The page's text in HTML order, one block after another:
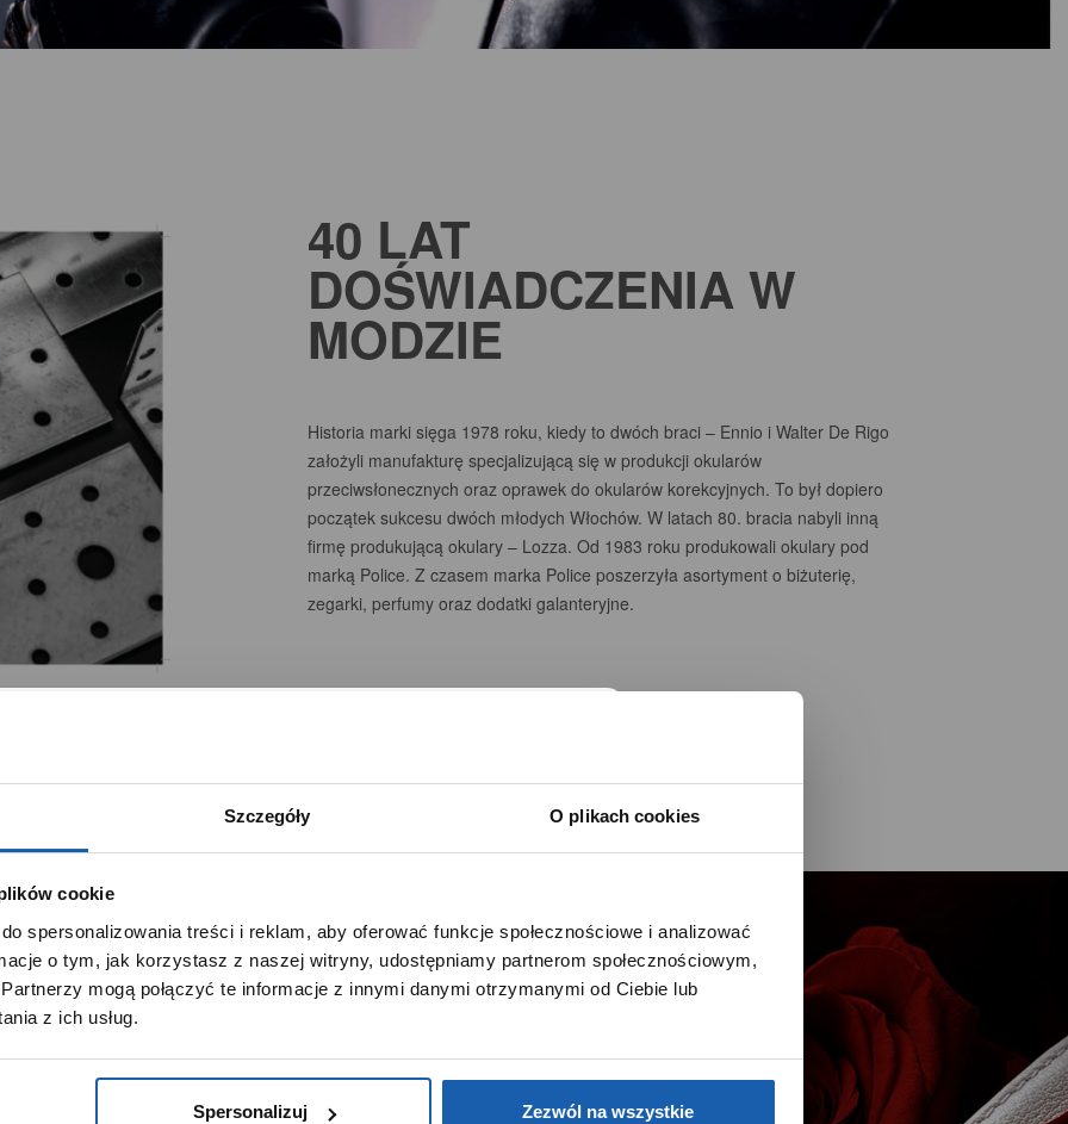
Szczegóły O plikach cookies
cookie
spersonalizowania treści i reklam, aby oferować funkcje społecznościowe i analizować
o tym, jak korzystasz z naszej witryny, udostępniamy partnerom społecznościowym,
mogą połączyć te informacje z innymi danymi otrzymanymi od Ciebie lub
z ich usług.
Spersonalizuj Zezwól na wszystkie
40 LAT
DOŚWIADCZENIA W
MODZIE
Historia marki sięga 1978 roku, kiedy to dwóch braci – Ennio i Walter De Rigo
założyli manufakturę specjalizującą się w produkcji okularów
przeciwsłonecznych oraz oprawek do okularów korekcyjnych. To był dopiero
początek sukcesu dwóch młodych Włochów. W latach 80. bracia nabyli inną
firmę produkującą okulary – Lozza. Od 1983 roku produkowali okulary pod
marką Police. Z czasem marka Police poszerzyła asortyment o biżuterię,
zegarki, perfumy oraz dodatki galanteryjne.
W
SZANOWNA UŻYTKOWNICZKO
Używamy plików cookie w celach analitycznych, statystycznych i
marketingowych, w tym aby analizować ruch w tej witrynie,
jej działanie oraz zapamiętywać Twoje preferencje.
DOWIEDZ SIĘ WIĘCEJ PRZEJDŹ DO SERWISU